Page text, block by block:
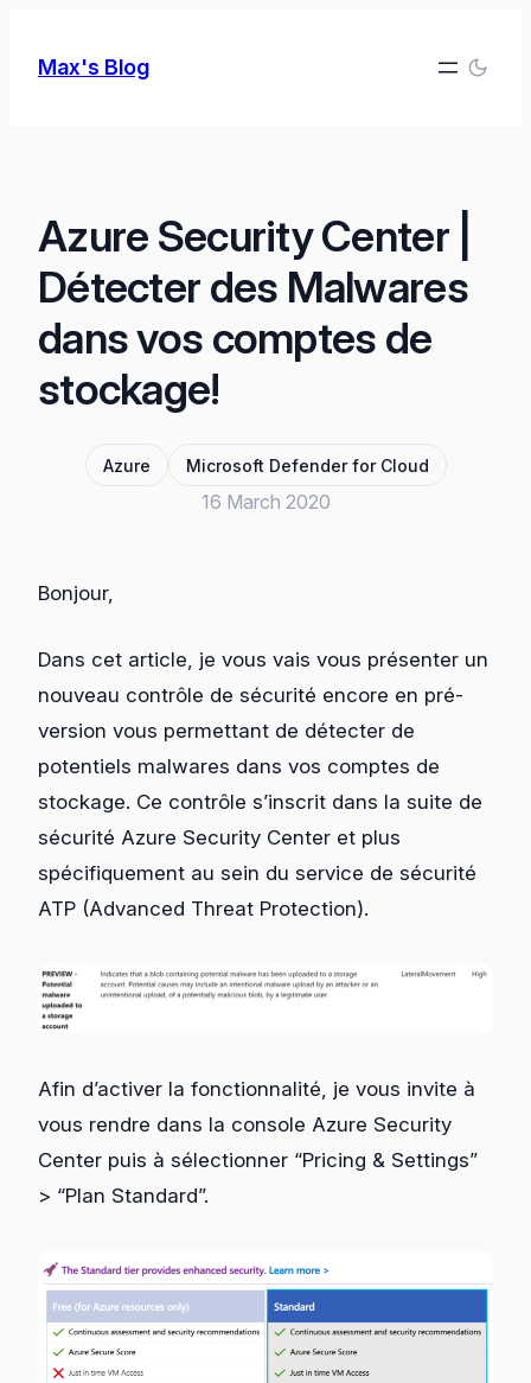
Max's Blog
Azure Security Center |
Détecter des Malwares
dans vos comptes de
stockage!
Azure Microsoft Defender for Cloud
16 March 2020
Bonjour,
Dans cet article, je vous vais vous présenter un
nouveau contrôle de sécurité encore en pré-
version vous permettant de détecter de
potentiels malwares dans vos comptes de
stockage. Ce contrôle s’inscrit dans la suite de
sécurité Azure Security Center et plus
spécifiquement au sein du service de sécurité
ATP (Advanced Threat Protection).
Afin d’activer la fonctionnalité, je vous invite à
vous rendre dans la console Azure Security
Center puis à sélectionner “Pricing & Settings”
> “Plan Standard”.